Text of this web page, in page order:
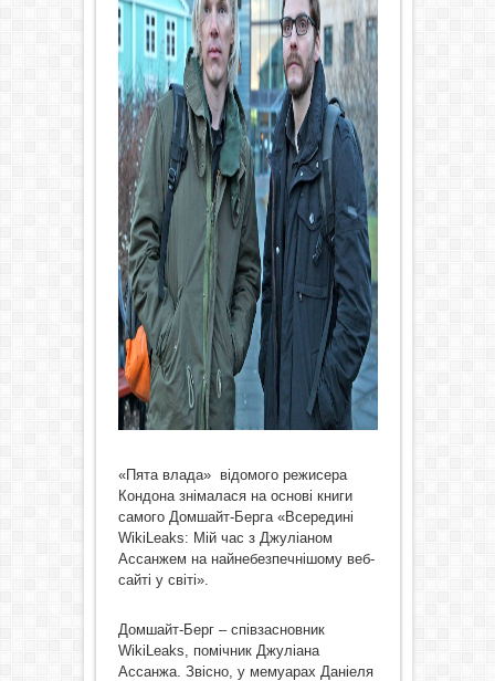
«Пята влада» відомого режисера
Кондона знімалася на основі книги
самого Домшайт-Берга «Всередині
WikiLeaks: Мій час з Джуліаном
Ассанжем на найнебезпечнішому веб-
сайті у світі».
Домшайт-Берг – співзасновник
WikiLeaks, помічник Джуліана
Ассанжа. Звісно, у мемуарах Даніеля